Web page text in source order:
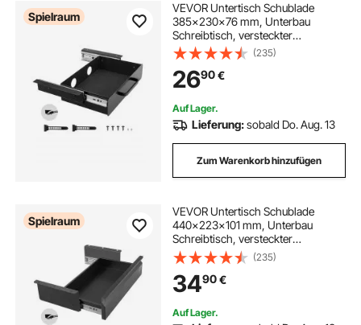
Spielraum
VEVOR Untertisch Schublade
385x230x76 mm, Unterbau
Schreibtisch, versteckter
Schreibtisch-Aufbewahrungs-
Organizer, Bleistiftschublade unter
dem Tisch für Sitz-Steh-
Arbeitsplätze im Büro und zu Hause
(235)
2690€
Auf Lager.
Lieferung:sobald Do. Aug. 13
Zum Warenkorb hinzufügen
Spielraum
VEVOR Untertisch Schublade
440x223x101 mm, Unterbau
Schreibtisch, versteckter
Schreibtisch-Aufbewahrungs-
Organizer, Bleistiftschublade unter
dem Tisch für Sitz-Steh-
Arbeitsplätze im Büro & zu Hause
(235)
3490€
Auf Lager.